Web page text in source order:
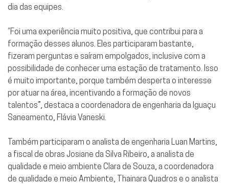
dia das equipes.
“Foi uma experiência muito positiva, que contribui para a
formação desses alunos. Eles participaram bastante,
fizeram perguntas e saíram empolgados, inclusive com a
possibilidade de conhecer uma estação de tratamento. Isso
é muito importante, porque também desperta o interesse
por atuar na área, incentivando a formação de novos
talentos”, destaca a coordenadora de engenharia da Iguaçu
Saneamento, Flávia Vaneski.
Também participaram o analista de engenharia Luan Martins,
a fiscal de obras Josiane da Silva Ribeiro, a analista de
qualidade e meio ambiente Clara de Souza, a coordenadora
de qualidade e meio Ambiente, Thainara Quadros e o analista